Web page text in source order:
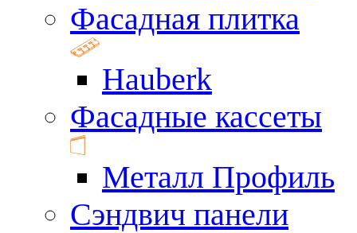
Фасадная плитка
Hauberk
Фасадные кассеты
Металл Профиль
Сэндвич панели